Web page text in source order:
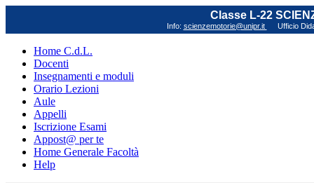
Classe L-22
Info: scienzemotorie@unipr.it Ufficio
Home C.d.L.
Docenti
Insegnamenti e moduli
Orario Lezioni
Aule
Appelli
Iscrizione Esami
Appost@ per te
Home Generale Facoltà
Help